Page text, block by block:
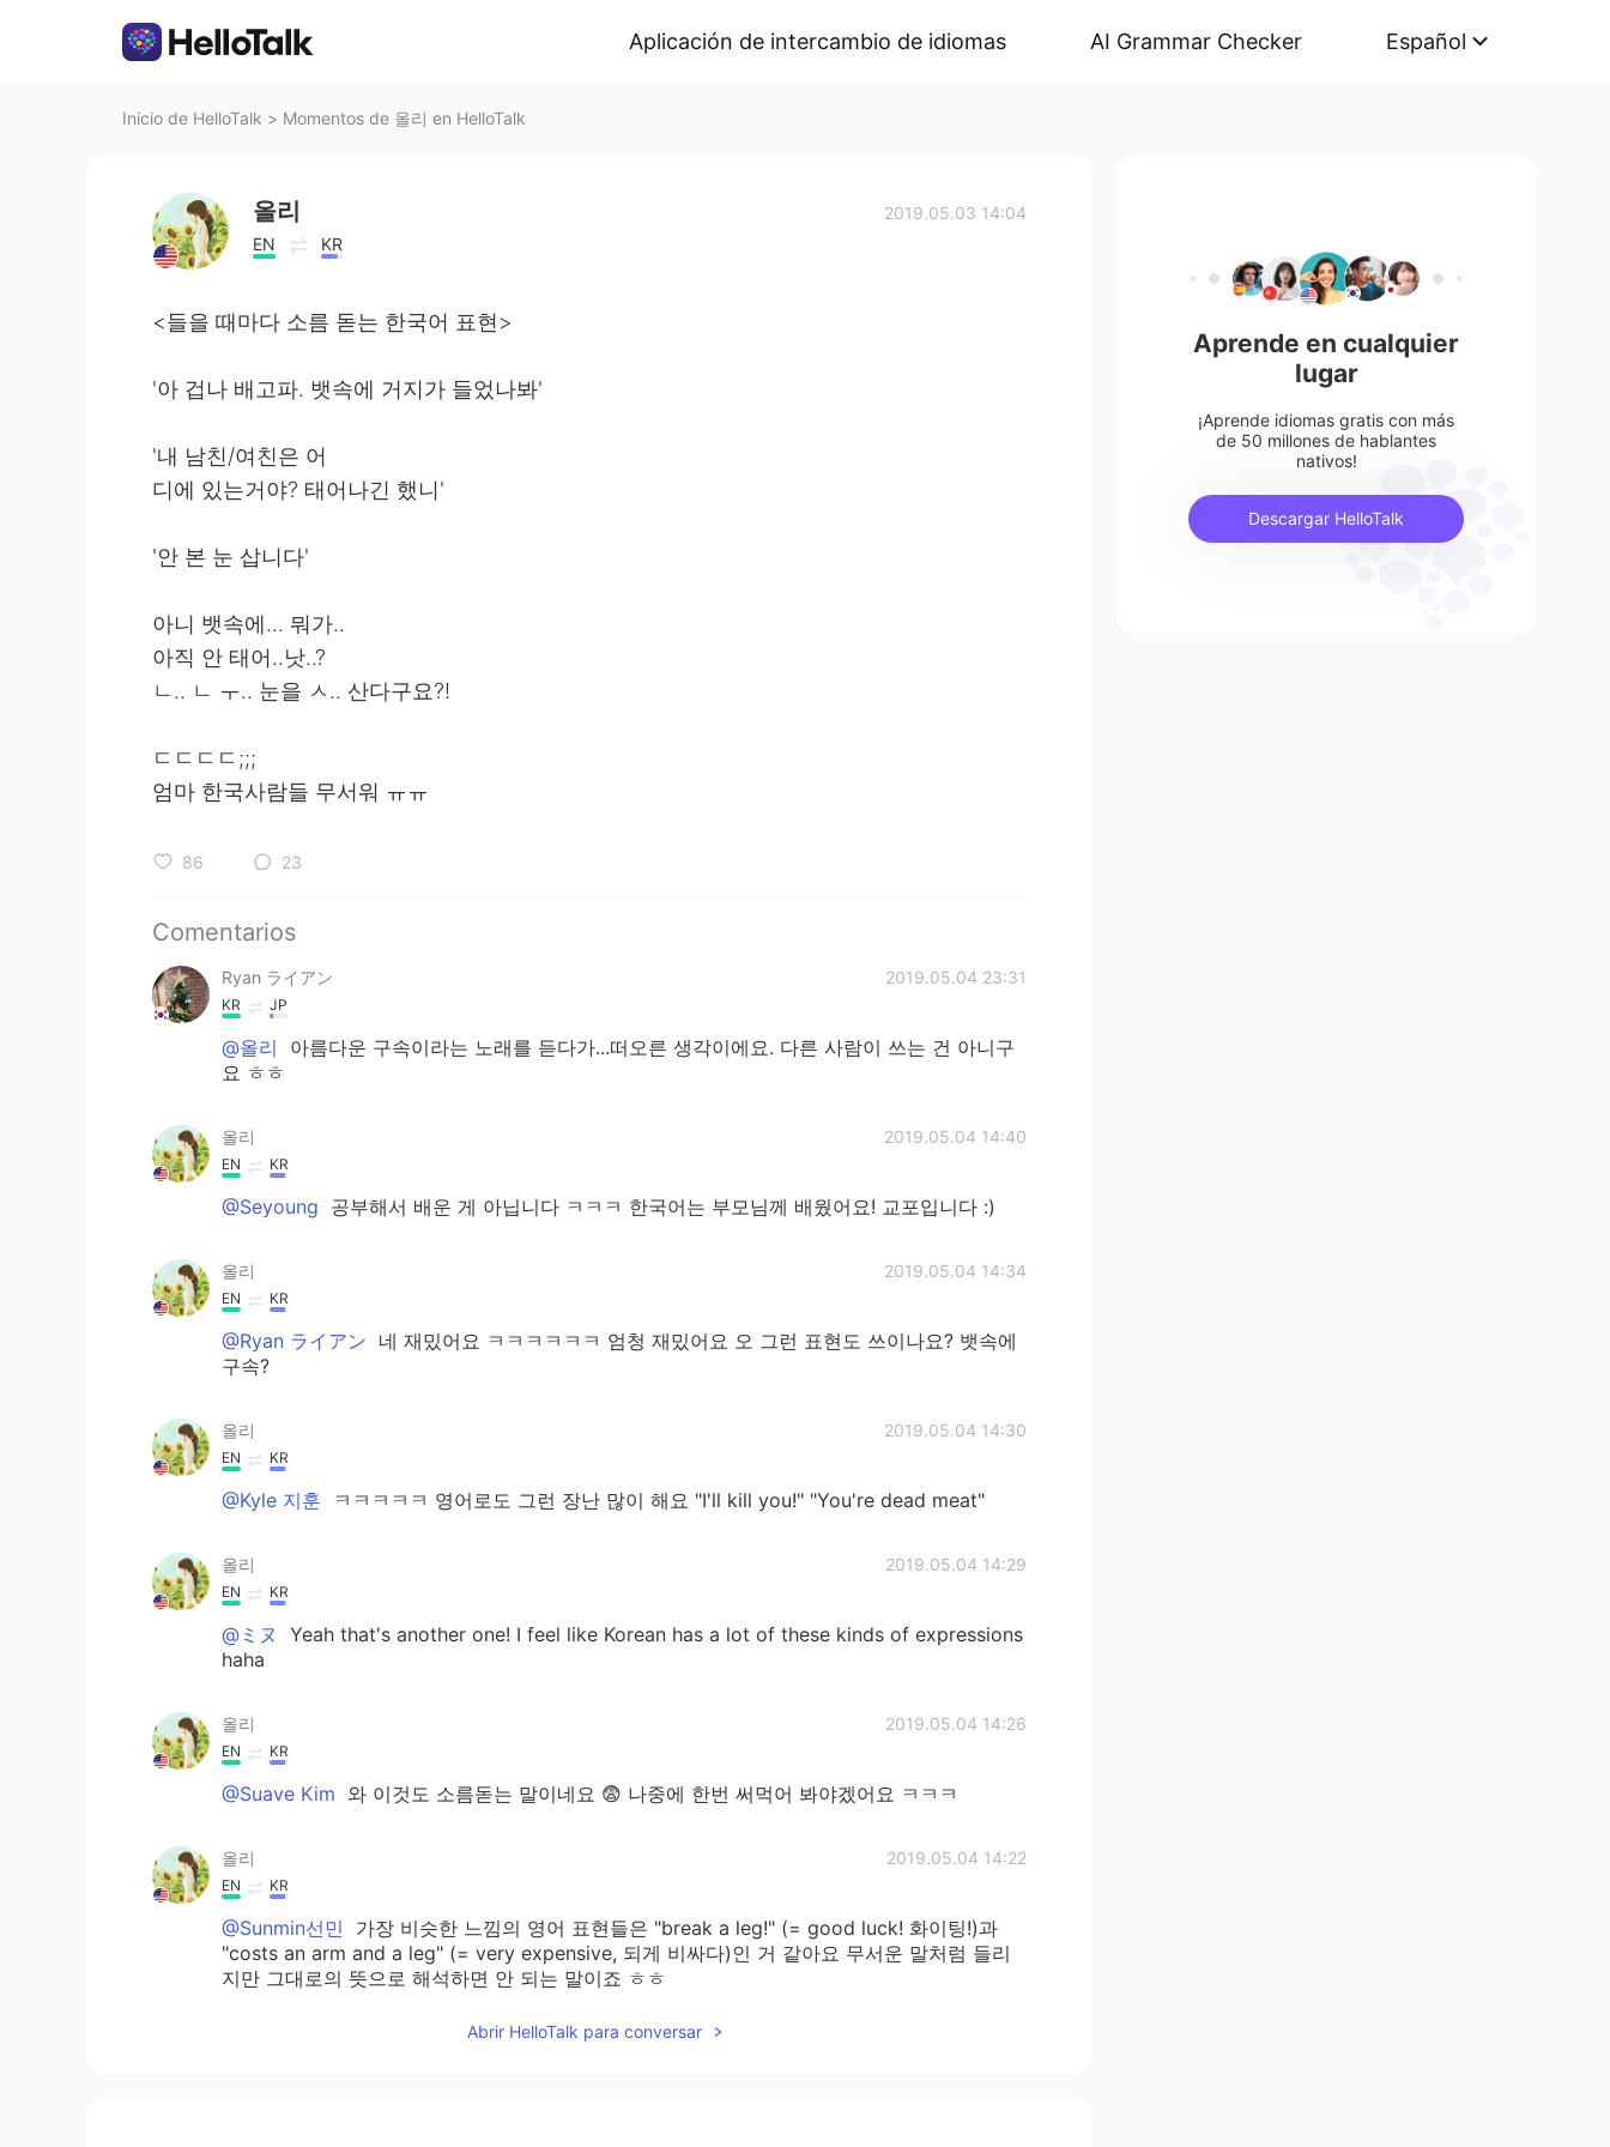
Aplicación de intercambio de idiomas AI Grammar Checker Español
Inicio de HelloTalk > Momentos de 올리 en HelloTalk
올리
EN KR
2019.05.03 14:04
<들을 때마다 소름 돋는 한국어 표현>
'아 겁나 배고파. 뱃속에 거지가 들었나봐'
'내 남친/여친은 어
디에 있는거야? 태어나긴 했니'
'안 본 눈 삽니다'
아니 뱃속에... 뭐가..
아직 안 태어..낫..?
ㄴ.. ㄴ ㅜ.. 눈을 ㅅ.. 산다구요?!
ㄷㄷㄷㄷ;;;
엄마 한국사람들 무서워 ㅠㅠ
86 23
Comentarios
Ryan ライアン 2019.05.04 23:31
KR JP
@올리
아름다운 구속이라는 노래를 듣다가...떠오른 생각이에요. 다른 사람이 쓰는 건 아니구
요 ㅎㅎ
올리 2019.05.04 14:40
EN KR
@Seyoung 공부해서 배운 게 아닙니다 ㅋㅋㅋ 한국어는 부모님께 배웠어요! 교포입니다 :)
올리 2019.05.04 14:34
EN KR
@Ryan ライアン 네 재밌어요 ㅋㅋㅋㅋㅋㅋ 엄청 재밌어요 오 그런 표현도 쓰이나요? 뱃속에
구속?
올리 2019.05.04 14:30
EN KR
@Kyle 지훈 ㅋㅋㅋㅋㅋ 영어로도 그런 장난 많이 해요 "I'll kill you!" "You're dead meat"
올리 2019.05.04 14:29
EN KR
@ミヌ
Yeah that's another one! I feel like Korean has a lot of these kinds of expressions
haha
올리 2019.05.04 14:26
EN KR
@Suave Kim 와 이것도 소름돋는 말이네요 😨 나중에 한번 써먹어 봐야겠어요 ㅋㅋㅋ
올리 2019.05.04 14:22
EN KR
@Sunmin선민
가장 비슷한 느낌의 영어 표현들은 "break a leg!" (= good luck! 화이팅!)과
"costs an arm and a leg" (= very expensive, 되게 비싸다)인 거 같아요 무서운 말처럼 들리
지만 그대로의 뜻으로 해석하면 안 되는 말이죠 ㅎㅎ
Abrir HelloTalk para conversar
Aprende en cualquier
lugar
¡Aprende idiomas gratis con más
de 50 millones de hablantes
nativos!
Descargar HelloTalk